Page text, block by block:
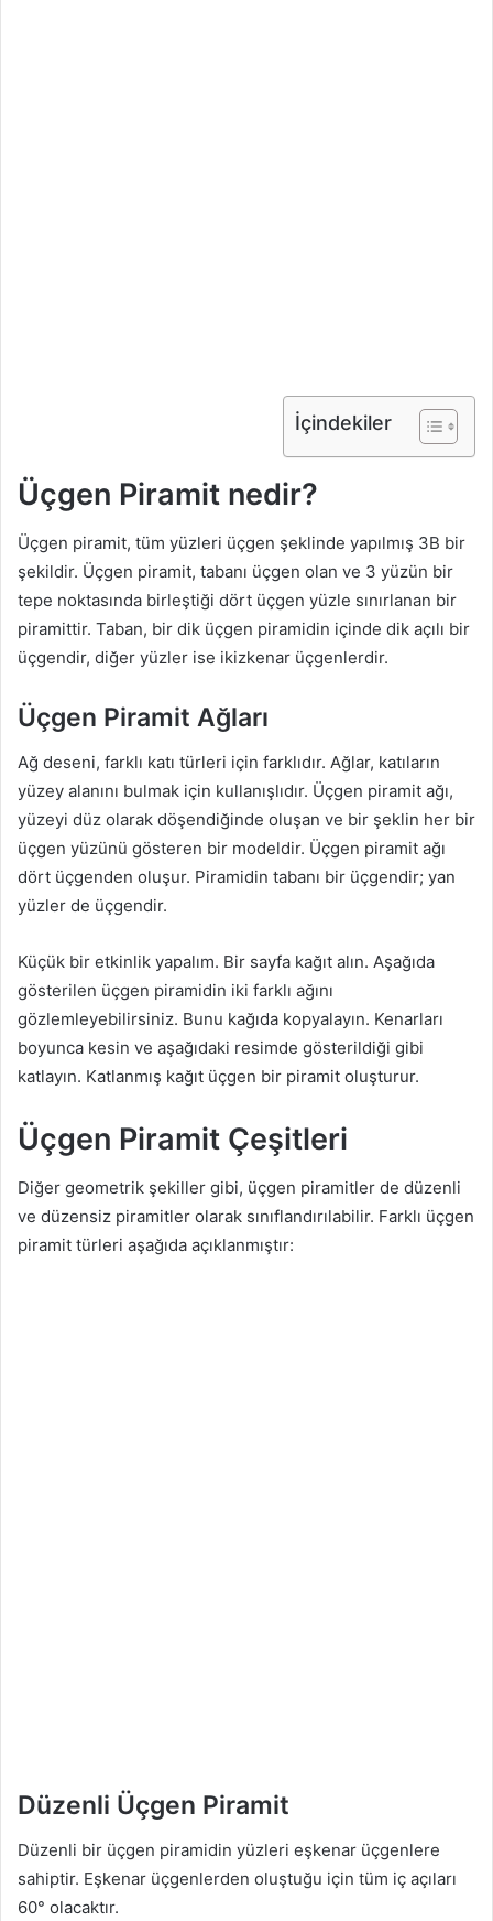
İçindekiler
Üçgen Piramit nedir?
Üçgen piramit, tüm yüzleri üçgen şeklinde yapılmış 3B bir
şekildir. Üçgen piramit, tabanı üçgen olan ve 3 yüzün bir
tepe noktasında birleştiği dört üçgen yüzle sınırlanan bir
piramittir. Taban, bir dik üçgen piramidin içinde dik açılı bir
üçgendir, diğer yüzler ise ikizkenar üçgenlerdir.
Üçgen Piramit Ağları
Ağ deseni, farklı katı türleri için farklıdır. Ağlar, katıların
yüzey alanını bulmak için kullanışlıdır. Üçgen piramit ağı,
yüzeyi düz olarak döşendiğinde oluşan ve bir şeklin her bir
üçgen yüzünü gösteren bir modeldir. Üçgen piramit ağı
dört üçgenden oluşur. Piramidin tabanı bir üçgendir; yan
yüzler de üçgendir.
Küçük bir etkinlik yapalım. Bir sayfa kağıt alın. Aşağıda
gösterilen üçgen piramidin iki farklı ağını
gözlemleyebilirsiniz. Bunu kağıda kopyalayın. Kenarları
boyunca kesin ve aşağıdaki resimde gösterildiği gibi
katlayın. Katlanmış kağıt üçgen bir piramit oluşturur.
Üçgen Piramit Çeşitleri
Diğer geometrik şekiller gibi, üçgen piramitler de düzenli
ve düzensiz piramitler olarak sınıflandırılabilir. Farklı üçgen
piramit türleri aşağıda açıklanmıştır:
Düzenli Üçgen Piramit
Düzenli bir üçgen piramidin yüzleri eşkenar üçgenlere
sahiptir. Eşkenar üçgenlerden oluştuğu için tüm iç açıları
60° olacaktır.